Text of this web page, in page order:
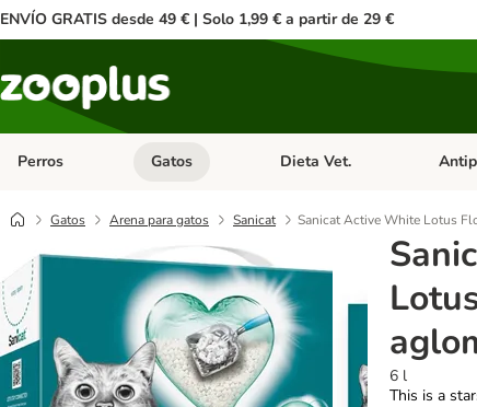
ENVÍO GRATIS desde 49 € | Solo 1,99 € a partir de 29 €
Perros Menú de categoria abierto: Perros
Gatos Menú de categoria abierto:
Dieta Vet. Menú
Gatos Arena para gatos Sanicat Sanicat Active White Lotus
6 l
This is a